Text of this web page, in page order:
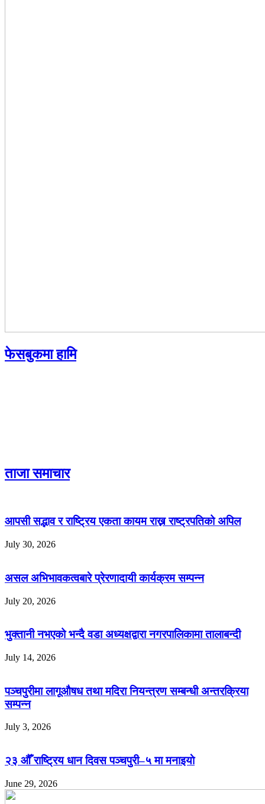
फेसबुकमा हामि
ताजा समाचार
आपसी सद्भाव र राष्ट्रिय एकता कायम राख्न राष्ट्रपतिको अपिल
July 30, 2026
असल अभिभावकत्वबारे प्रेरणादायी कार्यक्रम सम्पन्न
July 20, 2026
भुक्तानी नभएको भन्दै वडा अध्यक्षद्वारा नगरपालिकामा तालाबन्दी
July 14, 2026
पञ्चपुरीमा लागूऔषध तथा मदिरा नियन्त्रण सम्बन्धी अन्तरक्रिया
सम्पन्न
July 3, 2026
२३ औँ राष्ट्रिय धान दिवस पञ्चपुरी–५ मा मनाइयाे
June 29, 2026